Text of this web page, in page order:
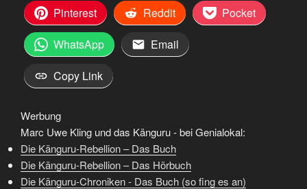
Pinterest
Reddit
Pocket
WhatsApp
Email
Copy Link
Werbung
Marc Uwe Kling und das Känguru - bei Genialokal:
Die Känguru-Rebellion – Das Buch
Die Känguru-Rebellion – Das Hörbuch
Die Känguru-Chroniken - Das Buch (so fing es an)